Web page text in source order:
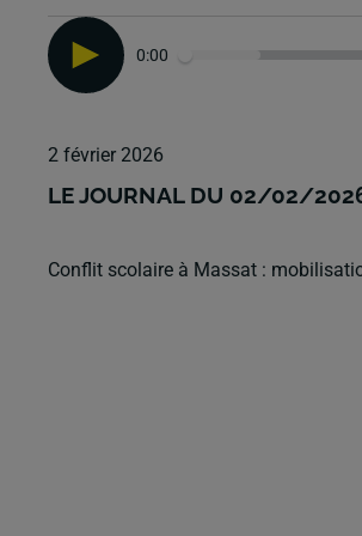
0:00
2 février 2026
LE JOURNAL DU 02/02/2026
Conflit scolaire à Massat :